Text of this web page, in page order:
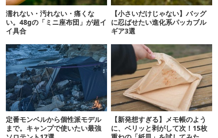
濡れない・汚れない・痛くな
い。48gの「ミニ座布団」が超イ
イ具合
【小さいだけじゃない】バッグ
に忍ばせたい進化系パッカブル
ギア3選
定番モンベルから個性派モデル
まで。キャンプで使いたい最強
【新発想すぎる】メモ帳のよう
に、ベリッと剥がして次！15枚